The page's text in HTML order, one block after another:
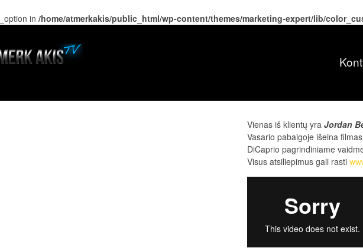
in /home/atmerkakis/public_html/wp-content/themes/marketing-expert/lib/
Vienas iš klientų yraJordan
Vasario pabaigoje išeina
DiCaprio pagrindiniame
Visus atsiliepimus gali rasti